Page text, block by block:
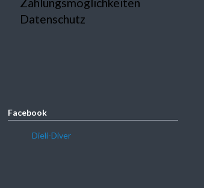
Datenschutz
Facebook
Dieli-Diver